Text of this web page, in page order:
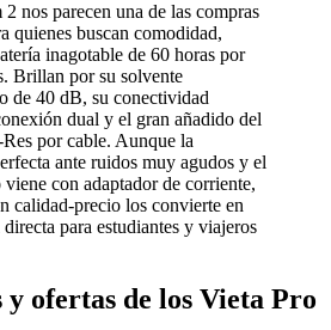
nos parecen una de las compras
quienes buscan comodidad,
inagotable de 60 horas por
Brillan por su solvente
de 40 dB, su conectividad
dual y el gran añadido del
por cable. Aunque la
ante ruidos muy agudos y el
viene con adaptador de corriente,
calidad-precio los convierte en
para estudiantes y viajeros
ofertas de los Vieta Pro